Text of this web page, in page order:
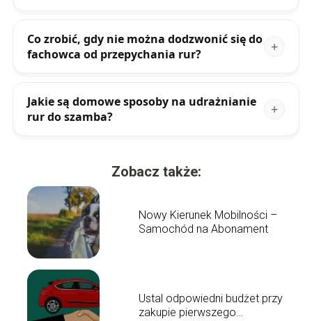
Co zrobić, gdy nie można dodzwonić się do
fachowca od przepychania rur?
Jakie są domowe sposoby na udrażnianie
rur do szamba?
Zobacz także:
Nowy Kierunek Mobilności –
Samochód na Abonament
Ustal odpowiedni budżet przy
zakupie pierwszego